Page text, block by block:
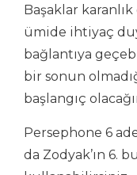
Başaklar
ümide ihtiyaç
bağlantıya
bir sonun
başlangıç
Persephone 6
da Zodyak’ın 6.